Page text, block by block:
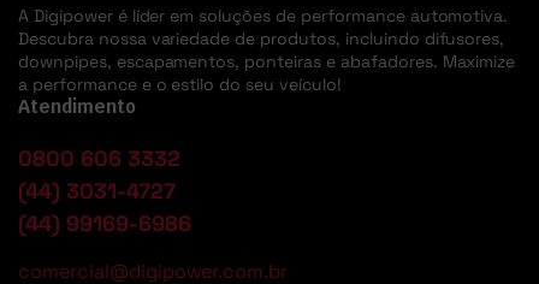
A Digipower é líder em soluções de performance automotiva.
Descubra nossa variedade de produtos, incluindo difusores,
downpipes, escapamentos, ponteiras e abafadores. Maximize
a performance e o estilo do seu veículo!
Atendimento
0800 606 3332
(44) 3031-4727
(44) 99169-6986
comercial@digipower.com.br